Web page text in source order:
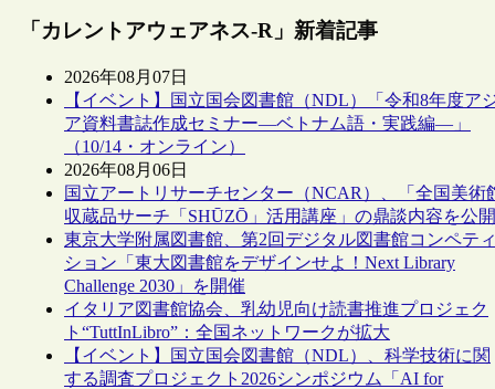
「カレントアウェアネス-R」新着記事
2026年08月07日
【イベント】国立国会図書館（NDL）「令和8年度ア
ア資料書誌作成セミナー―ベトナム語・実践編―」
（10/14・オンライン）
2026年08月06日
国立アートリサーチセンター（NCAR）、「全国美術
収蔵品サーチ「SHŪZŌ」活用講座」の鼎談内容を公開
東京大学附属図書館、第2回デジタル図書館コンペティ
ション「東大図書館をデザインせよ！Next Library
Challenge 2030」を開催
イタリア図書館協会、乳幼児向け読書推進プロジェク
ト“TuttInLibro”：全国ネットワークが拡大
【イベント】国立国会図書館（NDL）、科学技術に関
する調査プロジェクト2026シンポジウム「AI for